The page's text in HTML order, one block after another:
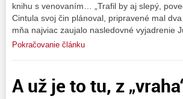
knihu s venovaním… „Trafil by aj slepý,
Cintula svoj čin plánoval, pripravené mal
mňa najviac zaujalo nasledovné vyjadrenie
Pokračovanie článku
A už je to tu, z